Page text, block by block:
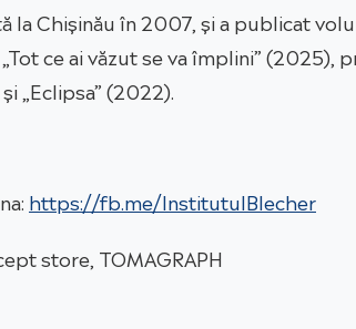
la Chișinău în 2007, și a publicat
ce ai văzut se va împlini” (2025),
„Eclipsa” (2022).
https://fb.me/InstitutulBlecher
store, TOMAGRAPH